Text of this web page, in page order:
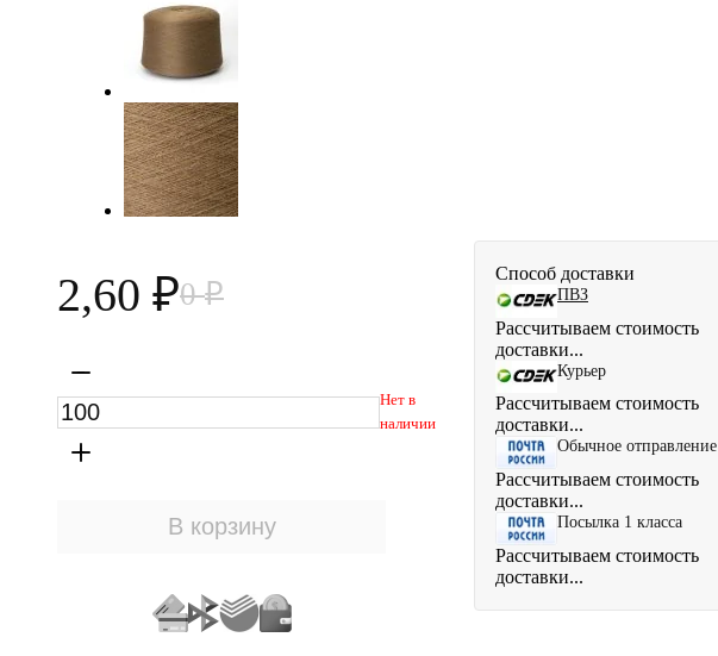
2,60 ₽0₽
Нет в
наличии
Способ доставки
ПВЗ
Рассчитываем стоимость
доставки...
Курьер
Рассчитываем стоимость
доставки...
Обычное отправление
Рассчитываем стоимость
доставки...
Посылка 1 класса
Рассчитываем стоимость
доставки...